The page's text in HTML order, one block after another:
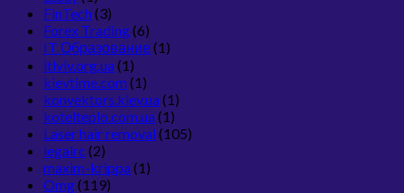
FinTech (3)
Forex Trading(6)
IT Образование (1)
itlviv.org.ua (1)
kievtime.com (1)
konvektors.kiev.ua (1)
kotelteplo.com.ua (1)
Laser hair removal (105)
legalrc (2)
maxim-krippa (1)
Omg(119)